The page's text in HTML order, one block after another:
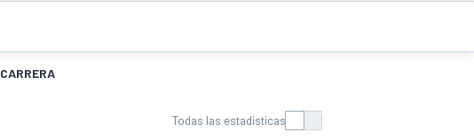
CARRERA
Todas las estadísticas